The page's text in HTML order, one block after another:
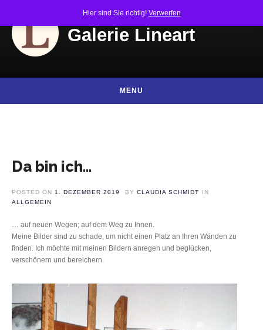
Hier sind Sie richtig! Verwerfen
Galerie Lineart
MENU
Da bin ich…
POSTED ON 1. DEZEMBER 2019 BY CLAUDIA SCHMIDT
IN
ALLGEMEIN
… auf neuen Wegen; auf dem Weg zu Ihnen.
Meine Bilder sind zu schade, um nicht einen Platz an Ihren Wänden zu
finden. Ich möchte mit meinen Bildern anregen und beglücken,
verschönern und bereichern.